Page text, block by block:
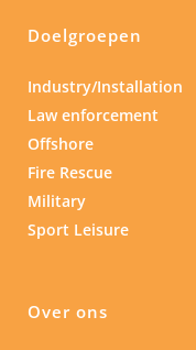
Doelgroepen
Industry/Installation
Law enforcement
Offshore
Fire Rescue
Military
Sport Leisure
Over ons